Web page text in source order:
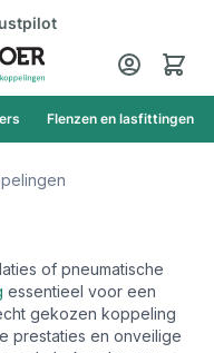
Cart
Flenzen en lasfittingen
of pneumatische
essentieel voor een
gekozen koppeling
prestaties en onveilige